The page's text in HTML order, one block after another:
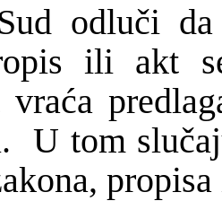
odluči
ili akt
vraća
U tom